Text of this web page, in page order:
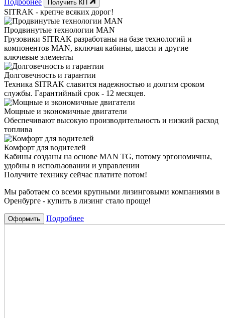
Подробнее
Получить КП
SITRAK - крепче всяких дорог!
Продвинутые технологии MAN
Грузовики SITRAK разработаны на базе технологий и
компонентов MAN, включая кабины, шасси и другие
ключевые элементы
Долговечность и гарантии
Техника SITRAK славится надежностью и долгим сроком
службы. Гарантийный срок - 12 месяцев.
Мощные и экономичные двигатели
Обеспечивают высокую производительность и низкий расход
топлива
Комфорт для водителей
Кабины созданы на основе MAN TG, потому эргономичны,
удобны в использовании и управлении
Получите технику сейчас платите потом!
Мы работаем со всеми крупными лизинговыми компаниями в
Оренбурге - купить в лизинг стало проще!
Оформить Подробнее